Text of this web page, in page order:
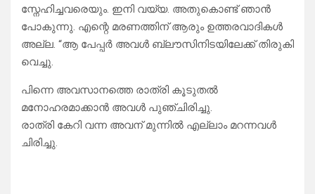
സ്നേഹിച്ചവരെയും. ഇനി വയ്യ. അതുകൊണ്ട് ഞാൻ
പോകുന്നു. എന്റെ മരണത്തിന് ആരും ഉത്തരവാദികൾ
അല്ല. “ആ പേപ്പർ അവൾ ബ്ലൗസിനിടയിലേക്ക് തിരുകി
വെച്ചു.
പിന്നെ അവസാനത്തെ രാത്രി കൂടുതൽ
മനോഹരമാക്കാൻ അവൾ പുഞ്ചിരിച്ചു.
രാത്രി കേറി വന്ന അവന് മുന്നിൽ എല്ലാം മറന്നവൾ
ചിരിച്ചു.